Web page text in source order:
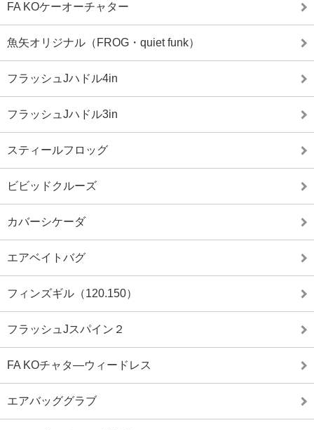
FA KOケーオーチャター
魚矢オリジナル（FROG・quiet funk）
フラッシュJハドル4in
フラッシュJハドル3in
スティールフロッグ
ビビッドクルーズ
カバーシケーダ
エアベイトバグ
フィンズギル（120.150）
フラッシュJスパイン２
FA KOチャタ―ウィードレス
エアバッググラブ